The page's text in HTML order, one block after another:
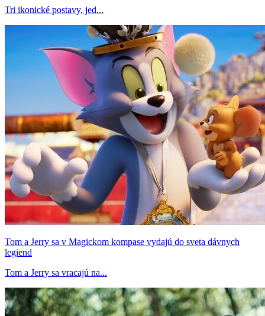
Tri ikonické postavy, jed...
Tom a Jerry sa v Magickom kompase vydajú do sveta dávnych
legiend
Tom a Jerry sa vracajú na...